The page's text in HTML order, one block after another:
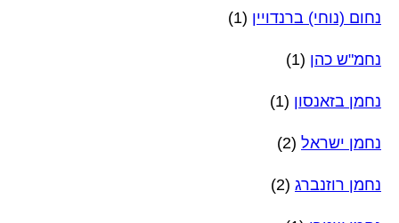
נחום (נוחי) ברנדויין (1)
נחמ"ש כהן (1)
נחמן בזאנסון (1)
נחמן ישראל (2)
נחמן רוזנברג (2)